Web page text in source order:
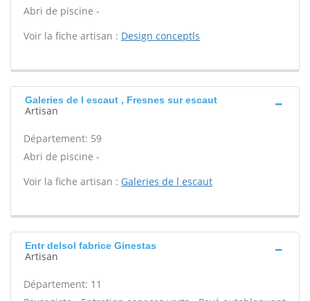
Abri de piscine -
Voir la fiche artisan : Design conceptls
Galeries de l escaut , Fresnes sur escaut
Artisan
Département: 59
Abri de piscine -
Voir la fiche artisan : Galeries de l escaut
Entr delsol fabrice Ginestas
Artisan
Département: 11